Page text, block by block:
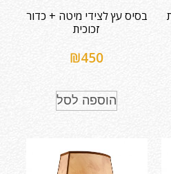
בסיס עץ לצידי מיטה + כדור
זכוכית
₪450
הוספה לסל